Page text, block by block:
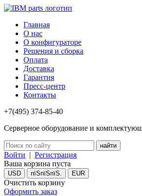
Главная
О нас
О конфигураторе
Решения и сборка
Оплата
Доставка
Гарантия
Пресс-центр
Контакты
+7(495) 374-85-40
Серверное оборудование и
Войти | Регистрация
Ваша корзина пуста
USD пїЅпїЅпїЅ. EUR
Очистить корзину
Оформить заказ